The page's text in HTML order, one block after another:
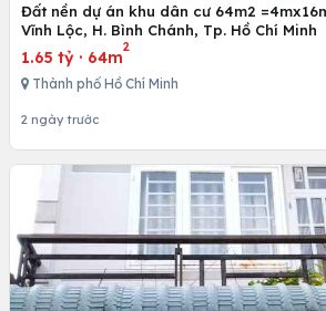
Đất nền dự án khu dân cư 64m2
Vĩnh Lộc, H. Bình Chánh, Tp. Hồ Chí Minh
1.65 tỷ · 64m
2
Thành phố Hồ Chí Minh
2 ngày trước